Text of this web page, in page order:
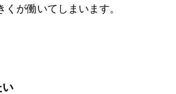
が働いてしまいます。
い